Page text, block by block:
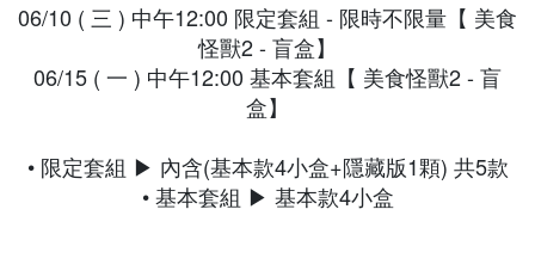
06/10 ( 三 ) 中午12:00 限定套組 - 限時不限量【 美食
怪獸2 - 盲盒】
06/15 ( 一 ) 中午12:00 基本套組【 美食怪獸2 - 盲
盒】
• 限定套組 ▶ 內含(基本款4小盒+隱藏版1顆) 共5款
• 基本套組 ▶ 基本款4小盒